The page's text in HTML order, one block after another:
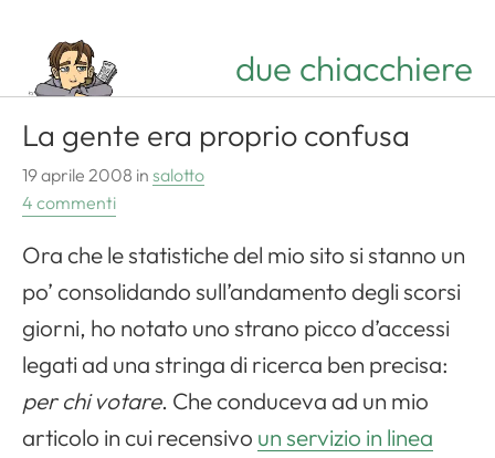
due chiacchiere
La gente era proprio confusa
19 aprile 2008 in salotto
4 commenti
Ora che le statistiche del mio sito si stanno un
po’ consolidando sull’andamento degli scorsi
giorni, ho notato uno strano picco d’accessi
legati ad una stringa di ricerca ben precisa:
per chi votare. Che conduceva ad un mio
articolo in cui recensivo un servizio in linea